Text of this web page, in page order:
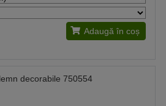
Adaugă în coș
decorabile 750554